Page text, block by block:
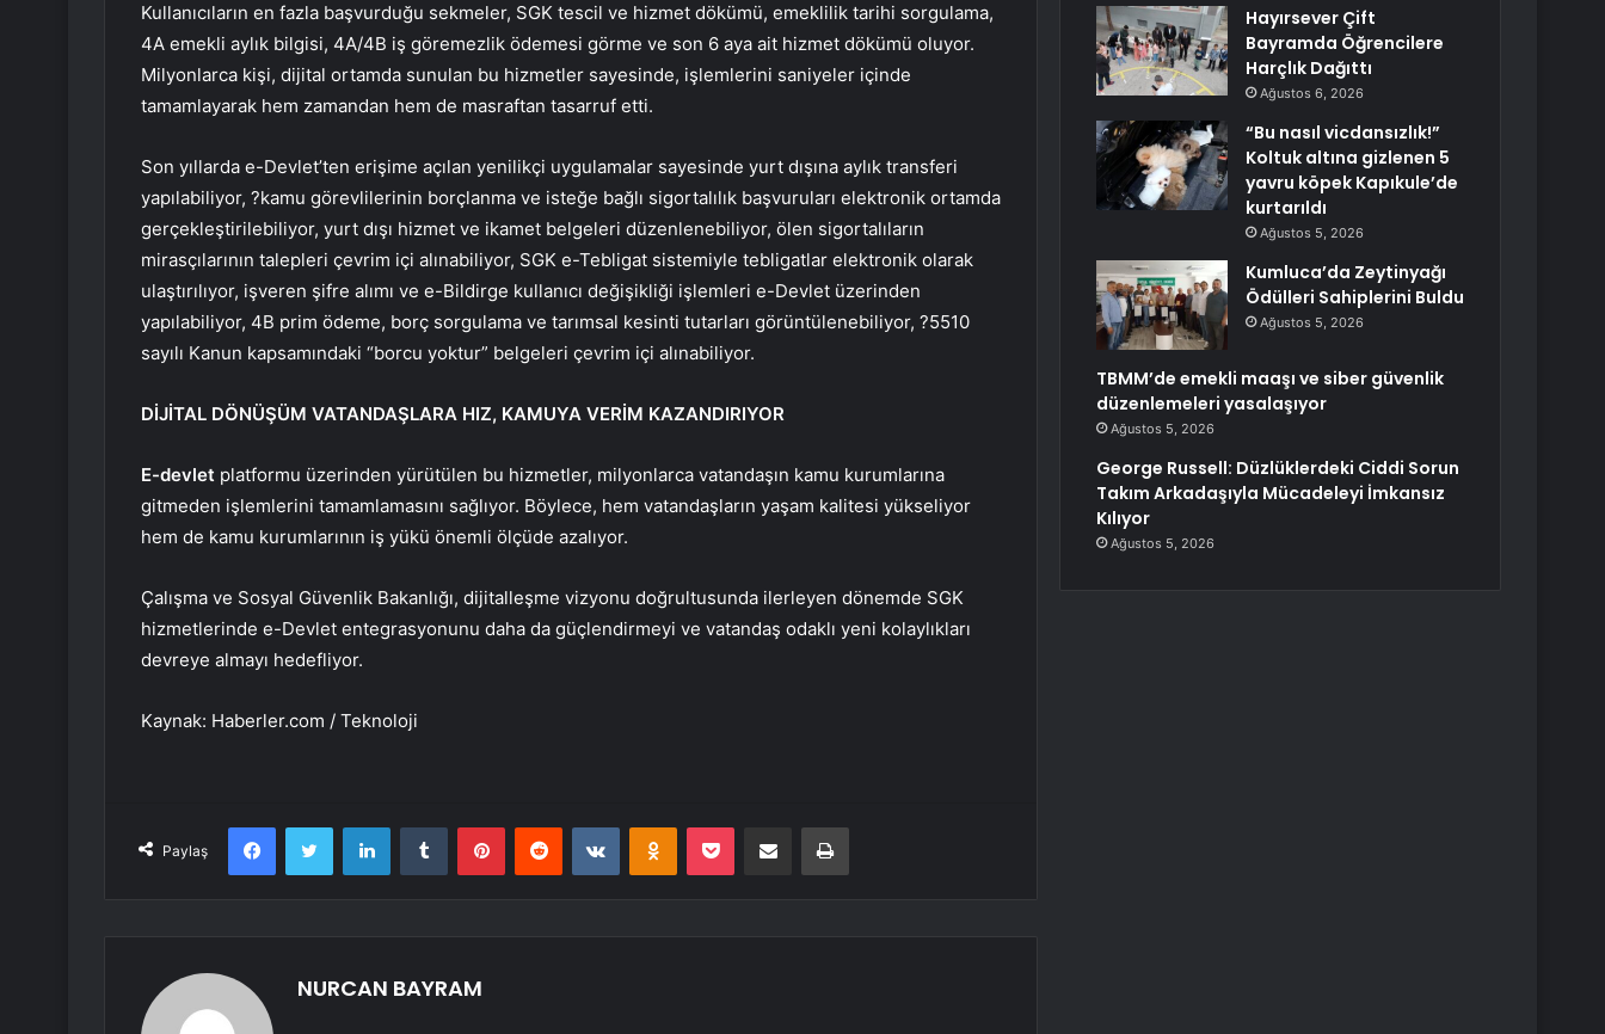
Kullanıcıların en fazla başvurduğu sekmeler, SGK tescil ve hizmet dökümü, emeklilik tarihi sorgulama,
4A emekli aylık bilgisi, 4A/4B iş göremezlik ödemesi görme ve son 6 aya ait hizmet dökümü oluyor.
Milyonlarca kişi, dijital ortamda sunulan bu hizmetler sayesinde, işlemlerini saniyeler içinde
tamamlayarak hem zamandan hem de masraftan tasarruf etti.
Son yıllarda e-Devlet’ten erişime açılan yenilikçi uygulamalar sayesinde yurt dışına aylık transferi
yapılabiliyor, ?kamu görevlilerinin borçlanma ve isteğe bağlı sigortalılık başvuruları elektronik ortamda
gerçekleştirilebiliyor, yurt dışı hizmet ve ikamet belgeleri düzenlenebiliyor, ölen sigortalıların
mirasçılarının talepleri çevrim içi alınabiliyor, SGK e-Tebligat sistemiyle tebligatlar elektronik olarak
ulaştırılıyor, işveren şifre alımı ve e-Bildirge kullanıcı değişikliği işlemleri e-Devlet üzerinden
yapılabiliyor, 4B prim ödeme, borç sorgulama ve tarımsal kesinti tutarları görüntülenebiliyor, ?5510
sayılı Kanun kapsamındaki “borcu yoktur” belgeleri çevrim içi alınabiliyor.
DİJİTAL DÖNÜŞÜM VATANDAŞLARA HIZ, KAMUYA VERİM KAZANDIRIYOR
E-devlet platformu üzerinden yürütülen bu hizmetler, milyonlarca vatandaşın kamu kurumlarına
gitmeden işlemlerini tamamlamasını sağlıyor. Böylece, hem vatandaşların yaşam kalitesi yükseliyor
hem de kamu kurumlarının iş yükü önemli ölçüde azalıyor.
Çalışma ve Sosyal Güvenlik Bakanlığı, dijitalleşme vizyonu doğrultusunda ilerleyen dönemde SGK
hizmetlerinde e-Devlet entegrasyonunu daha da güçlendirmeyi ve vatandaş odaklı yeni kolaylıkları
devreye almayı hedefliyor.
Kaynak: Haberler.com / Teknoloji
Paylaş
FacebookTwitter LinkedInTumblr PinterestReddit VKontakteOdnoklassniki
Pocket E-Posta ile paylaş Yazdır
NURCAN BAYRAM
Hayırsever Çift
Bayramda Öğrencilere
Harçlık Dağıttı
Ağustos 6, 2026
“Bu nasıl vicdansızlık!”
Koltuk altına gizlenen 5
yavru köpek Kapıkule’de
kurtarıldı
Ağustos 5, 2026
Kumluca’da Zeytinyağı
Ödülleri Sahiplerini Buldu
Ağustos 5, 2026
TBMM’de emekli maaşı ve siber güvenlik
düzenlemeleri yasalaşıyor
Ağustos 5, 2026
George Russell: Düzlüklerdeki Ciddi Sorun
Takım Arkadaşıyla Mücadeleyi İmkansız
Kılıyor
Ağustos 5, 2026